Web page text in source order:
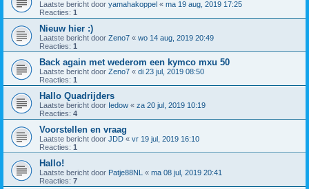
Laatste bericht door yamahakoppel « ma 19 aug, 2019 17:25
Reacties: 1
Nieuw hier :)
Laatste bericht door Zeno7 « wo 14 aug, 2019 20:49
Reacties: 1
Back again met wederom een kymco mxu 50
Laatste bericht door Zeno7 « di 23 jul, 2019 08:50
Reacties: 1
Hallo Quadrijders
Laatste bericht door Iedow « za 20 jul, 2019 10:19
Reacties: 4
Voorstellen en vraag
Laatste bericht door JDD « vr 19 jul, 2019 16:10
Reacties: 1
Hallo!
Laatste bericht door Patje88NL « ma 08 jul, 2019 20:41
Reacties: 7